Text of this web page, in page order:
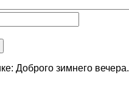
Доброго зимнего вечера.